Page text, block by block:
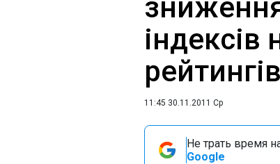
індексів
11:45 30.11.2011 Ср
Не трать время
Google